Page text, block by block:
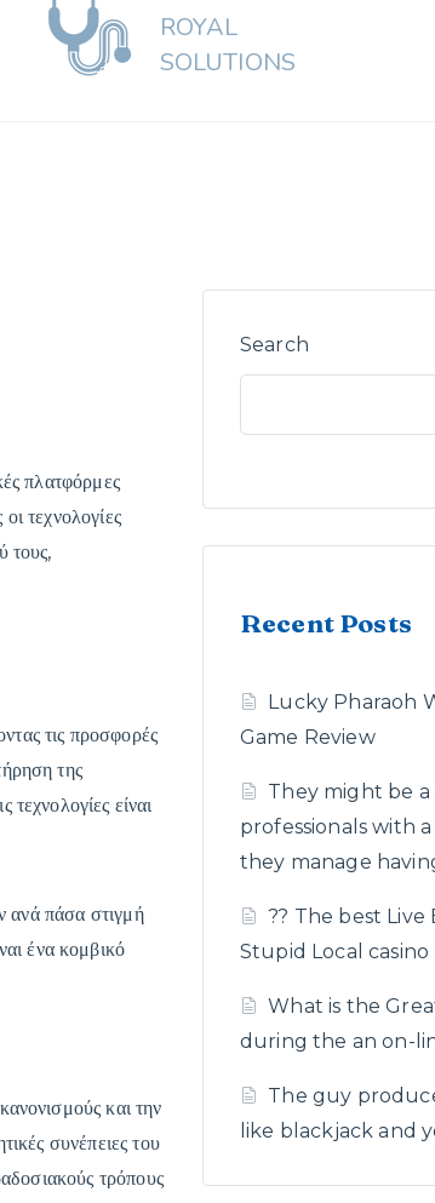
ROYAL
SOLUTIONS
πλατφόρμες
τεχνολογίες
τους,
τις προσφορές
της
είναι
ανά πάσα στιγμή
ένα κομβικό
και την
συνέπειες του
τρόπους
Search
Recent Posts
Lucky Pharaoh
Game Review
They might be
professionals with
they manage
?? The best Live
Stupid Local casino
What is the
during the an on-
The guy
like blackjack and